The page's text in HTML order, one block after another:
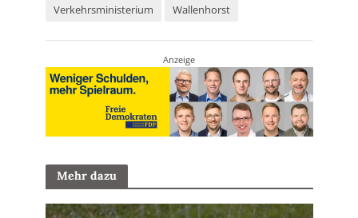
Verkehrsministerium
Wallenhorst
Anzeige
Mehr dazu